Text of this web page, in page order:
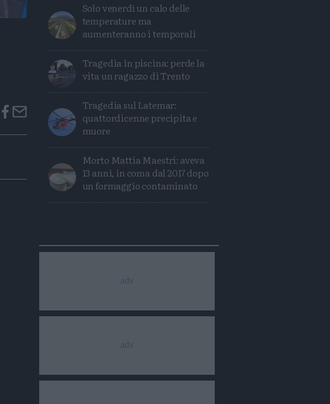
Condividi
Condividi
TwitterCondividi
Mail
Solo venerdì un calo delle
temperature ma
aumenteranno i temporali
Tragedia in piscina: perde la
vita un ragazzo di Trento
Tragedia sul Latemar:
quattordicenne precipita e
muore
Morto Mattia Maestri: aveva
13 anni, in coma dal 2017 dopo
un formaggio contaminato